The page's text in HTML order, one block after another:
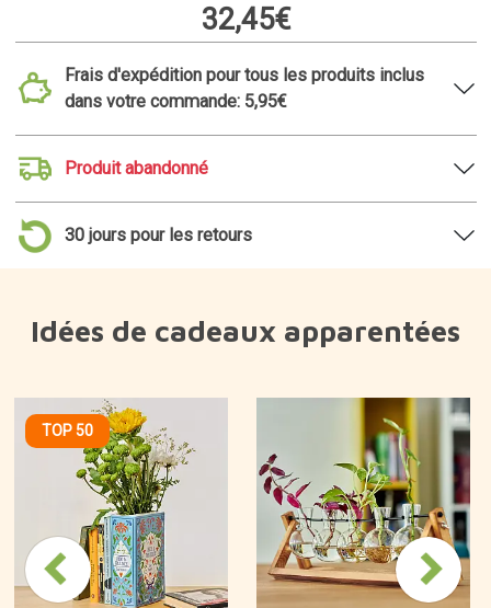
32,45€
Frais d'expédition pour tous les produits inclus
dans votre commande: 5,95€
Produit abandonné
30 jours pour les retours
Idées de cadeaux apparentées
TOP 50